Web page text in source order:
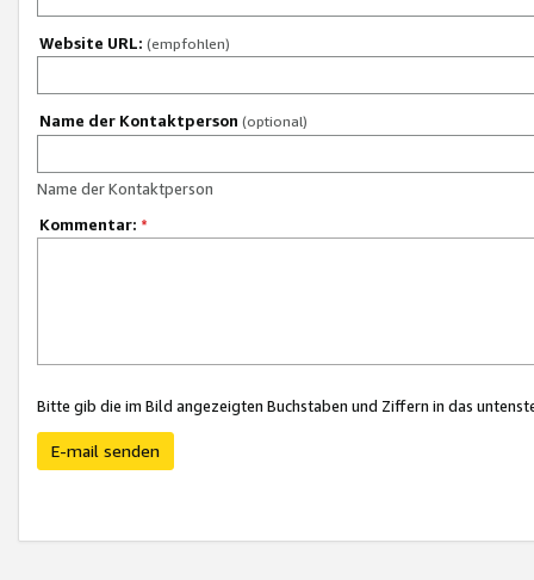
Website URL: (empfohlen)
Name der Kontaktperson (optional)
Name der Kontaktperson
Kommentar: *
Bitte gib die im Bild angezeigten Buchstaben und Ziffern in das
E-mail senden